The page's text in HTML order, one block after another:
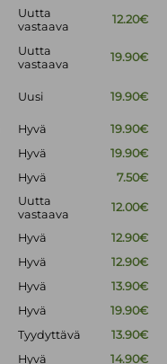
Uutta
vastaava
12.20€
Uutta
vastaava
19.90€
Uusi 19.90€
Hyvä
19.90€
Hyvä
19.90€
Hyvä 7.50€
Uutta
vastaava
12.00€
Hyvä
12.90€
Hyvä
12.90€
Hyvä
13.90€
Hyvä
19.90€
Tyydyttävä
13.90€
Hyvä
14.90€